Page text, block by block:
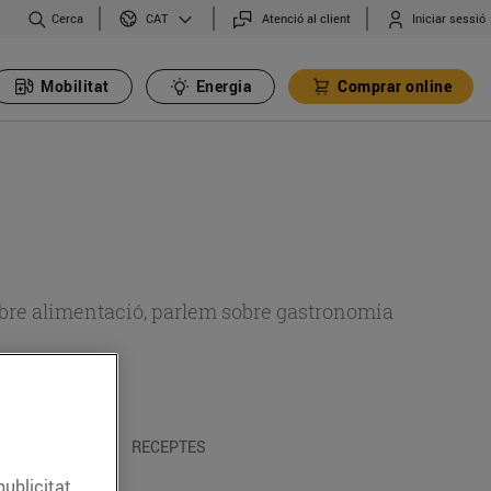
Cerca CAT Atenció al client Iniciar sessió
Mobilitat Energia Comprar online
alimentació, parlem sobre gastronomia
RECEPTES